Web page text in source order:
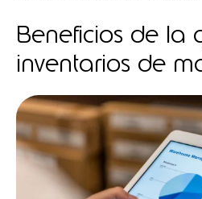
Beneficios de la
inventarios de